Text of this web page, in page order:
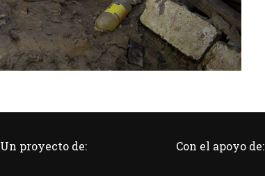
Un proyecto de: Con el apoyo de: